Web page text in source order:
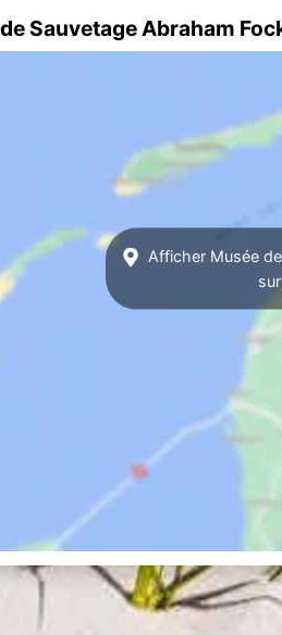
Sauvetage Abraham
Afficher Musée